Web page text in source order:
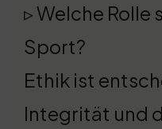
▹ Welche Rolle
Sport?
Ethik ist
Integrität und